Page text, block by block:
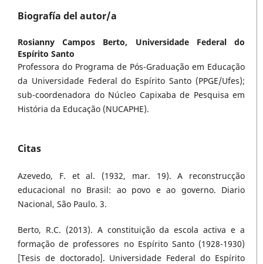
Biografía del autor/a
Rosianny Campos Berto, Universidade Federal do
Espírito Santo
Professora do Programa de Pós-Graduação em Educação
da Universidade Federal do Espírito Santo (PPGE/Ufes);
sub-coordenadora do Núcleo Capixaba de Pesquisa em
História da Educação (NUCAPHE).
Citas
Azevedo, F. et al. (1932, mar. 19). A reconstrucção
educacional no Brasil: ao povo e ao governo. Diario
Nacional, São Paulo. 3.
Berto, R.C. (2013). A constituição da escola activa e a
formação de professores no Espírito Santo (1928-1930)
[Tesis de doctorado]. Universidade Federal do Espírito